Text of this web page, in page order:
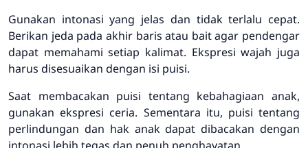
Gunakan intonasi yang jelas dan tidak terlalu cepat.
Berikan jeda pada akhir baris atau bait agar pendengar
dapat memahami setiap kalimat. Ekspresi wajah juga
harus disesuaikan dengan isi puisi.
Saat membacakan puisi tentang kebahagiaan anak,
gunakan ekspresi ceria. Sementara itu, puisi tentang
perlindungan dan hak anak dapat dibacakan dengan